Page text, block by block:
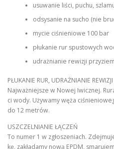
usuwanie liści, puchu,
odsysanie na sucho (nie
mycie ciśnieniowe 100 bar
płukanie rur spustowych
udrażnianie rewizji
PŁUKANIE RUR, UDRAŻNIANIE REWIZJI
Najważniejsze w Nowej Iwicznej.
ci wody. Używamy węża
do 12 metrów.
USZCZELNIANIE ŁĄCZEŃ
To numer 1 w zgłoszeniach.
kę, zakładamy nową EPDM,